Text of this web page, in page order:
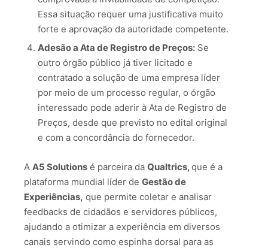
Essa situação requer uma justificativa muito
forte e aprovação da autoridade competente.
Adesão a Ata de Registro de Preços:Se
outro órgão público já tiver licitado e
contratado a solução de uma empresa líder
por meio de um processo regular, o órgão
interessado pode aderir à Ata de Registro de
Preços, desde que previsto no edital original
e com a concordância do fornecedor.
A A5 Solutions é parceira da Qualtrics,que é a
plataforma mundial líder de Gestão de
Experiências, que permite coletar e analisar
feedbacks de cidadãos e servidores públicos,
ajudando a otimizar a experiência em diversos
canais servindo como espinha dorsal para as